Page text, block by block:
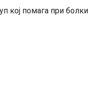
кој помага при болки